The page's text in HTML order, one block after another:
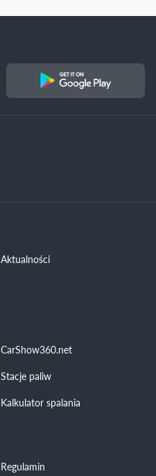
Aktualności
CarShow360.net
Stacje paliw
Kalkulator spalania
Regulamin